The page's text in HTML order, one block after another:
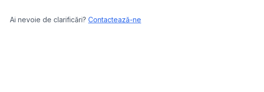
Ai nevoie de clarificări? Contactează-ne